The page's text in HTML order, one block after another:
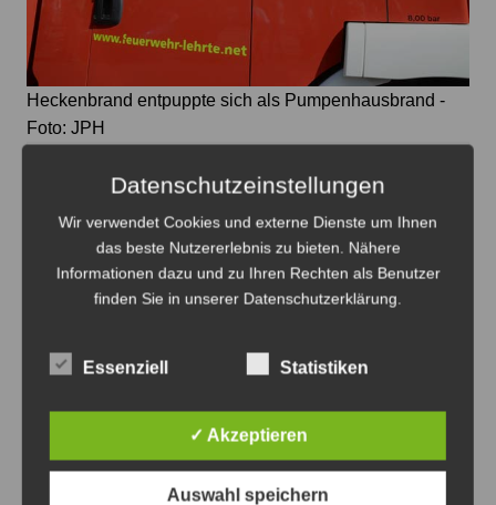
Heckenbrand entpuppte sich als Pumpenhausbrand -
Foto: JPH
Feuerwehr Immensen alarmiert –
wirkungsvolles Eingreifen der Bewohner
6. August 2026 0
Datenschutzeinstellungen
Wir verwendet Cookies und externe Dienste um Ihnen
das beste Nutzererlebnis zu bieten. Nähere
Informationen dazu und zu Ihren Rechten als Benutzer
finden Sie in unserer Datenschutzerklärung.
Essenziell Statistiken
✓ Akzeptieren
Auswahl speichern